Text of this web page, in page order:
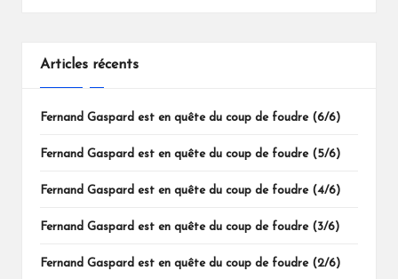
Articles récents
Fernand Gaspard est en quête du coup de foudre (6/6)
Fernand Gaspard est en quête du coup de foudre (5/6)
Fernand Gaspard est en quête du coup de foudre (4/6)
Fernand Gaspard est en quête du coup de foudre (3/6)
Fernand Gaspard est en quête du coup de foudre (2/6)